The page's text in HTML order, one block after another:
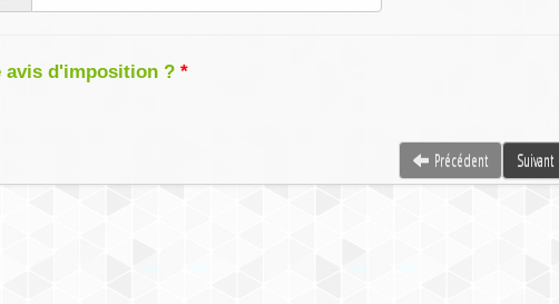
avis d'imposition ?
Précédent Suivant